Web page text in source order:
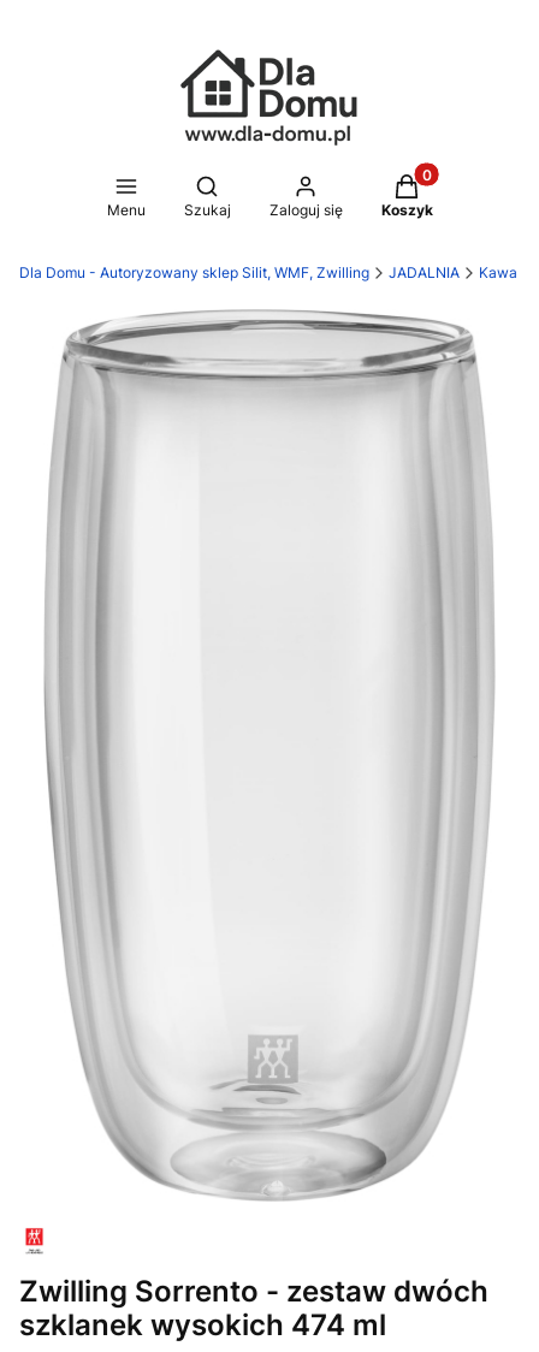
Menu
Otwórz wyszukiwarkę
Szukaj Zaloguj się
Produkty w
Koszyk
Dla Domu - Autoryzowany sklep Silit, WMF, Zwilling JADALNIA Kawa i
Zwilling Sorrento - zestaw dwóch
szklanek wysokich 474 ml